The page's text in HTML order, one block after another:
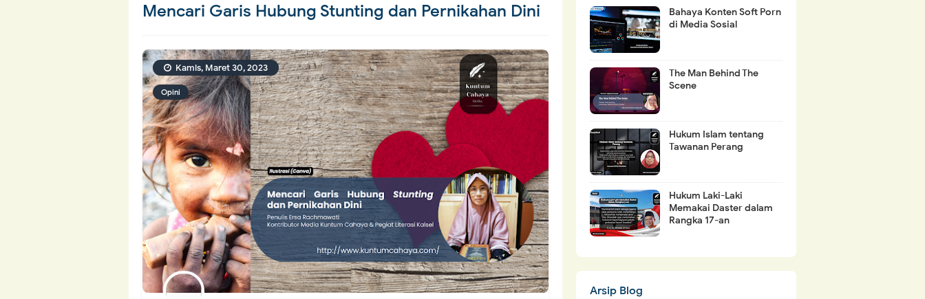
Mencari Garis Hubung Stunting dan Pernikahan Dini
Opini
Kamis, Maret 30, 2023
Bahaya Konten Soft Porn
di Media Sosial
The Man Behind The
Scene
Hukum Islam tentang
Tawanan Perang
Hukum Laki-Laki
Memakai Daster dalam
Rangka 17-an
Arsip Blog